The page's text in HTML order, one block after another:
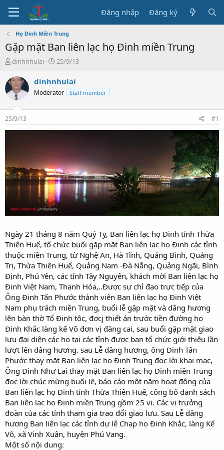
Đăng nhập Đăng ký
Họ Đinh Miền Trung
Gặp mặt Ban liên lạc họ Đinh miền Trung
T
r
e
a
s
t
a
e
r
dinhnhulai
N
à
b
ầ
25/9/13
dinhnhulai
Moderator Staff member
25/9/13 #1
Ngày 21 tháng 8 năm Quý Tỵ, Ban liên lạc họ Đinh tỉnh Thừa
Thiên Huế, tổ chức buổi gặp mặt Ban liên lạc họ Đinh các tỉnh
thuộc miền Trung, từ Nghệ An, Hà Tĩnh, Quảng Bình, Quảng
Trị, Thừa Thiên Huế, Quảng Nam -Đà Nẵng, Quảng Ngãi, Bình
Định, Phú Yên, các tỉnh Tây Nguyên, khách mời Ban liên lạc họ
Đinh Việt Nam, Thanh Hóa,..Được sự chỉ đạo trực tiếp của
Ông Đinh Tấn Phước thành viên Ban liên lạc họ Đinh Việt
Nam phụ trách miền Trung, buổi lễ gặp mặt và dâng hương
lên bàn thờ Tổ Đinh tộc, đơcj thiết án trước tiền đường họ
Đinh Khắc làng kế Võ đơn vị đăng cai, sau buổi gặp mặt giao
lưu đại diện các họ tại các tỉnh được ban tổ chức giới thiệu lần
lượt lên dâng hương. sau Lễ dâng hương, ông Đinh Tấn
Phước thay mặt Ban liên lạc họ Đinh Trung đọc lời khai mạc,
Ông Đinh Như Lai thay mặt Ban liên lạc họ Đinh miền Trung
đọc lời chúc mừng buổi lễ, báo cáo một năm hoạt động của
Ban liên lạc họ Đinh tỉnh Thừa Thiên Huế, công bố danh sách
Ban liên lạc họ Đinh miền Trung gồm 25 vị. Các vị trưởng
đoàn của các tỉnh tham gia trao đổi giao lưu. Sau Lễ dâng
hương Ban liên lạc các tỉnh dự lễ Chạp họ Đinh Khắc, làng Kế
Võ, xã Vinh Xuân, huyện Phú Vang.
Một số nội dung: